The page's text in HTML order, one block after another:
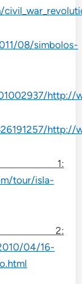
08/simbolos-
http://
http://
1:
tour/isla-
2:
04/16-